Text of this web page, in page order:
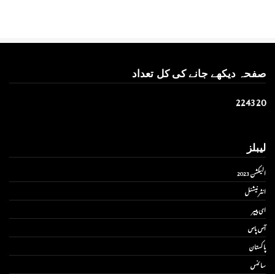
صفحہ دیکھے جانے کی کل تعداد
224320
لیبلز
الیکشن 2023
انٹر نیشنل
ای پیپر
آس پاس
پاکستان
سائنس